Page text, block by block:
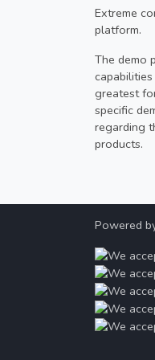
Extreme
platform.
The demo
greatest
specific
regarding
products.
Powered